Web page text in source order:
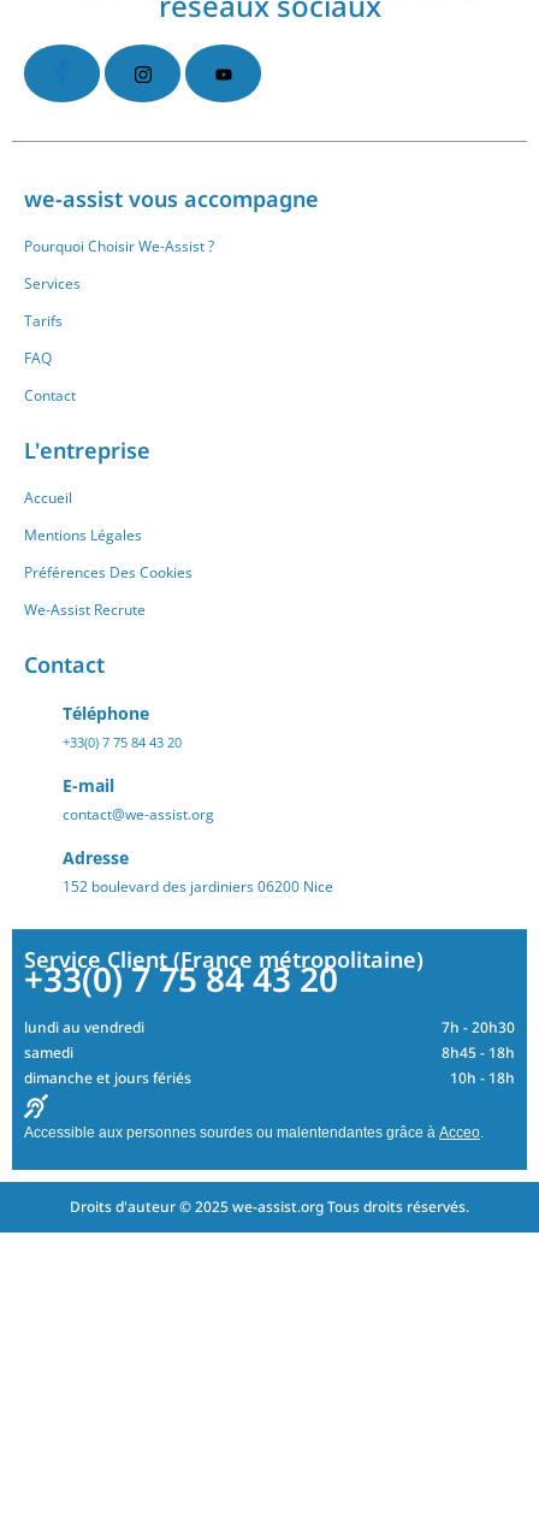
we-assist vous accompagne
Pourquoi Choisir We-Assist ?
Services
Tarifs
FAQ
Contact
L'entreprise
Accueil
Mentions Légales
Préférences Des Cookies
We-Assist Recrute
Contact
Téléphone
+33(0) 7 75 84 43 20
E-mail
contact@we-assist.org
Adresse
152 boulevard des jardiniers 06200 Nice
Service Client (France métropolitaine)
+33(0) 7 75 84 43 20
lundi au vendredi
7h - 20h30
samedi
8h45 - 18h
dimanche et jours fériés
10h - 18h
Accessible aux personnes sourdes ou malentendantes grâce à Acceo.
Droits d'auteur © 2025 we-assist.org Tous droits réservés.